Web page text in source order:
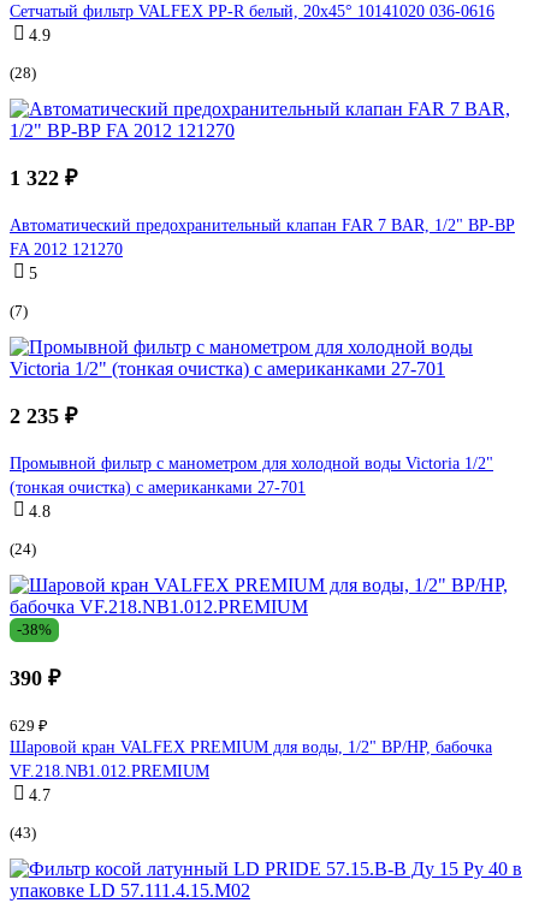
Сетчатый фильтр VALFEX PP-R белый, 20х45° 10141020 036-0616
4.9
(28)
1 322 ₽
Автоматический предохранительный клапан FAR 7 BAR, 1/2" ВР-ВР
FA 2012 121270
5
(7)
2 235 ₽
Промывной фильтр с манометром для холодной воды Victoria 1/2"
(тонкая очистка) с американками 27-701
4.8
(24)
-38%
390 ₽
629 ₽
Шаровой кран VALFEX PREMIUM для воды, 1/2" ВР/НР, бабочка
VF.218.NB1.012.PREMIUM
4.7
(43)